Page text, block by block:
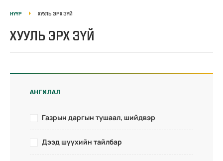
НҮҮР ХУУЛЬ ЭРХ ЗҮЙ
ХУУЛЬ ЭРХ ЗҮЙ
АНГИЛАЛ
Газрын даргын тушаал, шийдвэр
Дээд шүүхийн тайлбар